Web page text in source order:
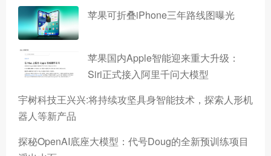
苹果可折叠iPhone三年路线图曝光
苹果国内Apple智能迎来重大升级：
Siri正式接入阿里千问大模型
宇树科技王兴兴:将持续攻坚具身智能技术，探索人形机
器人等新产品
探秘OpenAI底座大模型：代号Doug的全新预训练项目